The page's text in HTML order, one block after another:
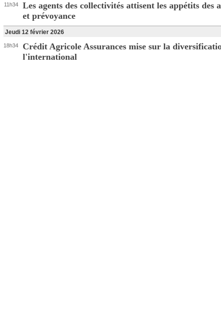
11h34
Les agents des collectivités attisent les appétits des
et prévoyance
Jeudi 12 février 2026
18h34
Crédit Agricole Assurances mise sur la
l'international